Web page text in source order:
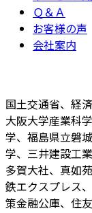
Ｑ＆Ａ
お客様の声
会社案内
国土交通省、経
大阪大学産業科
学、福島県立磐
学、三井建設工
多賀大社、真如
鉄エクスプレス
策金融公庫、住